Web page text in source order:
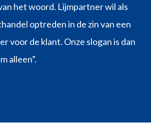
het woord. Lijmpartner wil als
optreden in de zin van een
voor de klant. Onze slogan is dan
alleen”.